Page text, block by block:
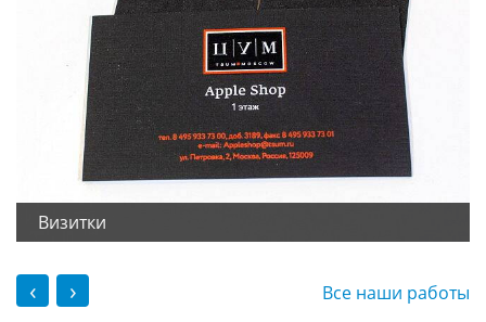
Визитки
‹ › Все наши работы